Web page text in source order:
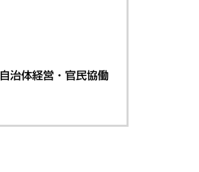
自治体経営・官民協働